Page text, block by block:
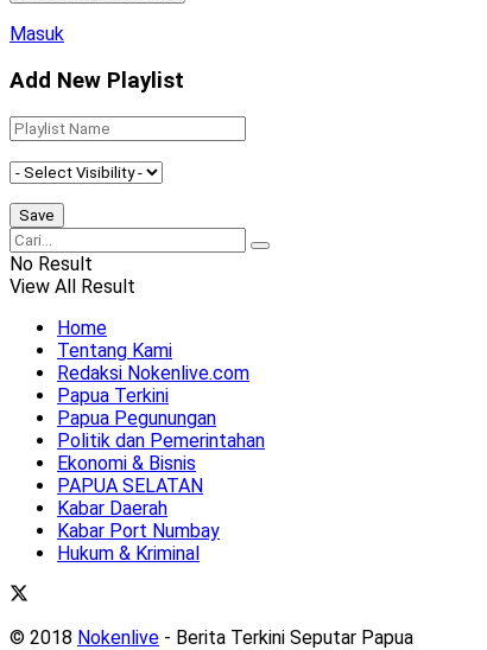
Masuk
Add New Playlist
No Result
View All Result
Home
Tentang Kami
Redaksi Nokenlive.com
Papua Terkini
Papua Pegunungan
Politik dan Pemerintahan
Ekonomi & Bisnis
PAPUA SELATAN
Kabar Daerah
Kabar Port Numbay
Hukum & Kriminal
© 2018 Nokenlive - Berita Terkini Seputar Papua